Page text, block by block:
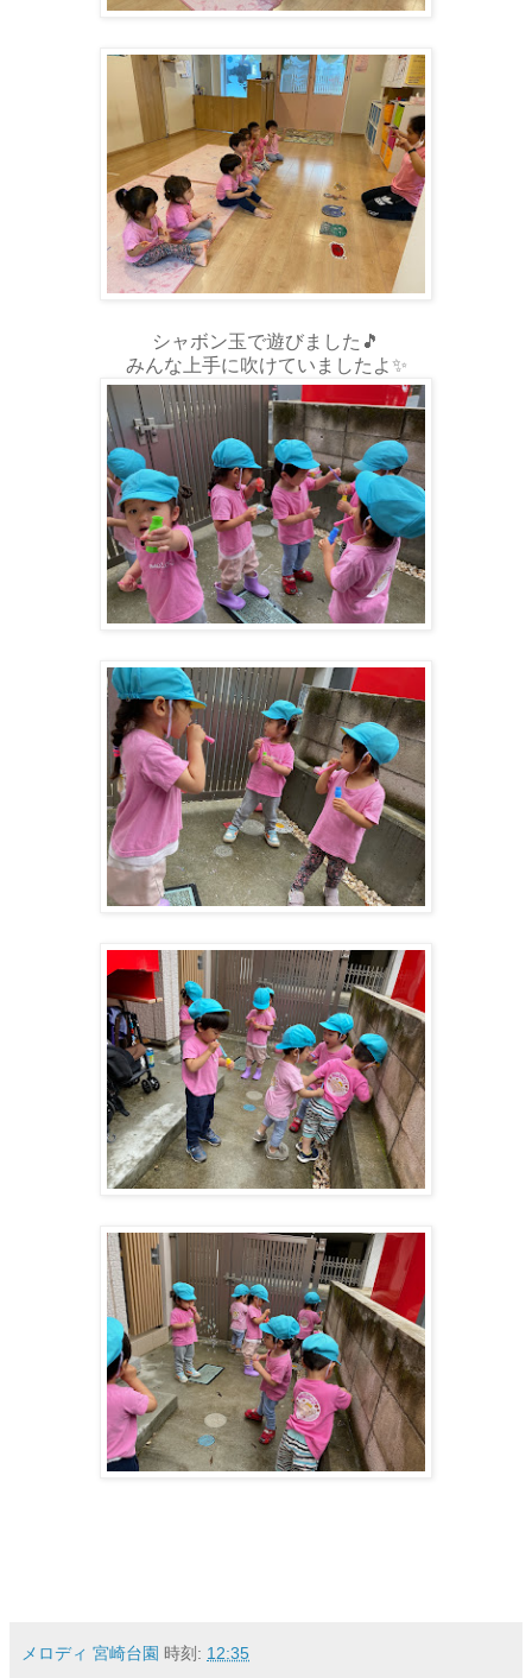
シャボン玉で遊びました🎵
みんな上手に吹けていましたよ✨
メロディ 宮崎台園 時刻: 12:35